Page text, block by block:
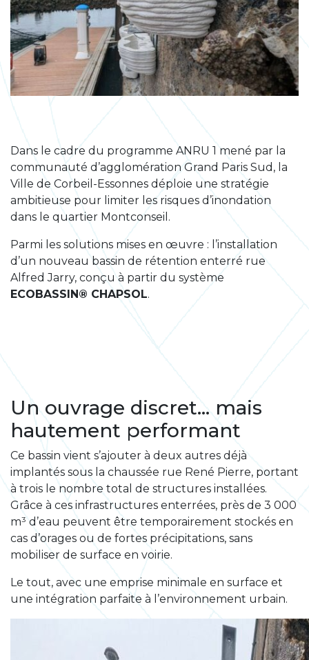
Dans le cadre du programme ANRU 1 mené par la
communauté d’agglomération Grand Paris Sud, la
Ville de Corbeil-Essonnes déploie une stratégie
ambitieuse pour limiter les risques d’inondation
dans le quartier Montconseil.
Parmi les solutions mises en œuvre : l’installation
d’un nouveau bassin de rétention enterré rue
Alfred Jarry, conçu à partir du système
ECOBASSIN® CHAPSOL.
Un ouvrage discret… mais
hautement performant
Ce bassin vient s’ajouter à deux autres déjà
implantés sous la chaussée rue René Pierre, portant
à trois le nombre total de structures installées.
Grâce à ces infrastructures enterrées, près de 3 000
m³ d’eau peuvent être temporairement stockés en
cas d’orages ou de fortes précipitations, sans
mobiliser de surface en voirie.
Le tout, avec une emprise minimale en surface et
une intégration parfaite à l’environnement urbain.